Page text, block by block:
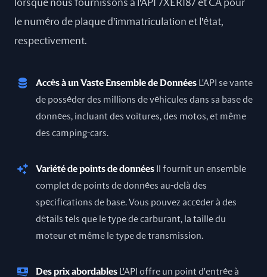
lorsque nous fournissons à l'API 7XER187 et CA pour
le numéro de plaque d'immatriculation et l'état,
respectivement.
Accès à un Vaste Ensemble de Données L'API se vante
de posséder des millions de véhicules dans sa base de
données, incluant des voitures, des motos, et même
des camping-cars.
Variété de points de données
Il fournit un ensemble
complet de points de données au-delà des
spécifications de base. Vous pouvez accéder à des
détails tels que le type de carburant, la taille du
moteur et même le type de transmission.
Des prix abordables L'API offre un point d'entrée à